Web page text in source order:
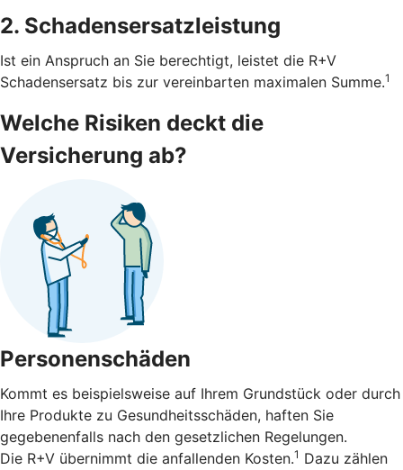
2. Schadensersatzleistung
Ist ein Anspruch an Sie berechtigt, leistet die R+V
Schadensersatz bis zur vereinbarten maximalen Summe.1
Welche Risiken deckt die
Versicherung ab?
Personenschäden
Kommt es beispielsweise auf Ihrem Grundstück oder durch
Ihre Produkte zu Gesundheitsschäden, haften Sie
gegebenenfalls nach den gesetzlichen Regelungen.
Die R+V übernimmt die anfallenden Kosten.1 Dazu zählen